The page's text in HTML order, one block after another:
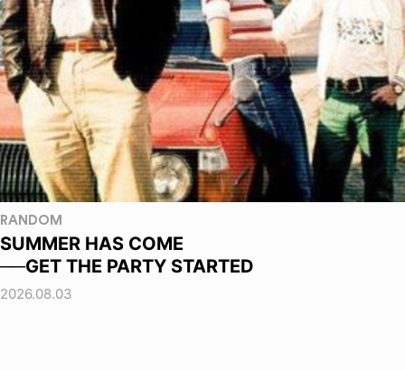
RANDOM
SUMMER HAS COME
──GET THE PARTY STARTED
2026.08.03